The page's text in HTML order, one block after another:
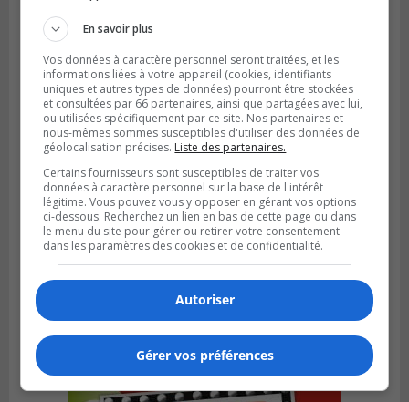
Des jeunes ciblent la Montérégie pour
le Défi écrou de roue
Publié le 6 août 2026 à 05h39
La grenade du camping du lac Cristal était
inoffensive
En savoir plus
Vos données à caractère personnel seront traitées, et les
informations liées à votre appareil (cookies, identifiants
uniques et autres types de données) pourront être stockées
et consultées par 66 partenaires, ainsi que partagées avec lui,
ou utilisées spécifiquement par ce site. Nos partenaires et
nous-mêmes sommes susceptibles d'utiliser des données de
géolocalisation précises. Liste des partenaires.
Certains fournisseurs sont susceptibles de traiter vos
données à caractère personnel sur la base de l'intérêt
légitime. Vous pouvez vous y opposer en gérant vos options
ci-dessous. Recherchez un lien en bas de cette page ou dans
le menu du site pour gérer ou retirer votre consentement
dans les paramètres des cookies et de confidentialité.
Autoriser
Gérer vos préférences